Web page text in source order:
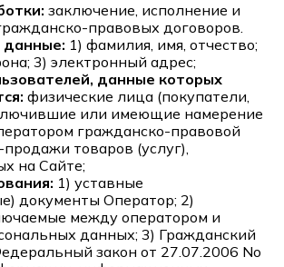
заключение, исполнение и
правовых договоров.
данные: 1) фамилия, имя, отчество;
3) электронный адрес;
данные которых
физические лица (покупатели,
или имеющие намерение
гражданско-правовой
товаров (услуг),
на Сайте;
1) уставные
документы Оператор; 2)
между оператором и
данных; 3) Гражданский
закон от 27.07.2006 No